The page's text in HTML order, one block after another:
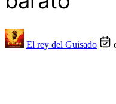
El rey del Guisado